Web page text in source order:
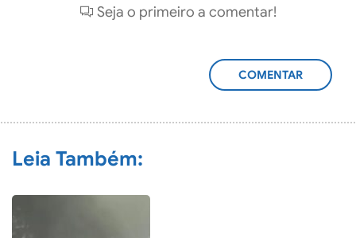
Seja o primeiro a comentar!
ADICIONAR
Leia Também: